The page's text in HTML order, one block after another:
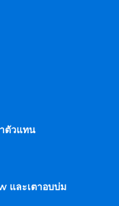
ตัวแทน
และเตาอบบ่ม